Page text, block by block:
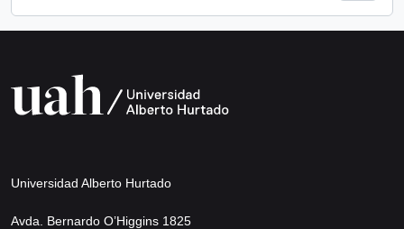
Universidad Alberto Hurtado
Avda. Bernardo O’Higgins 1825